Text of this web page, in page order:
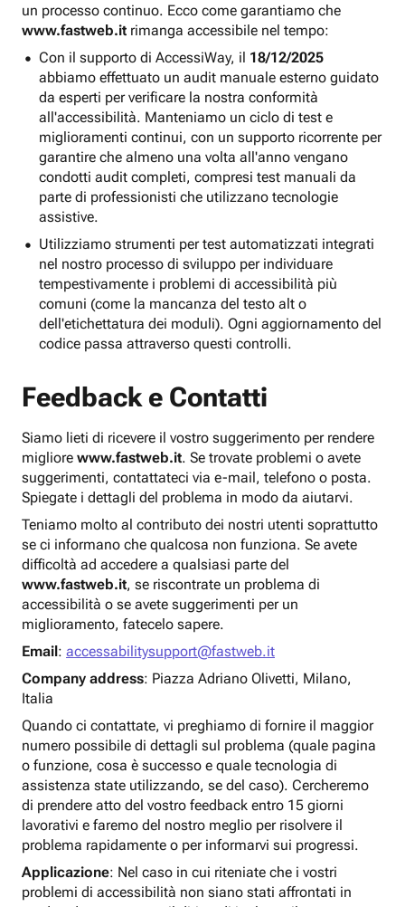
un processo continuo. Ecco come garantiamo che
www.fastweb.it rimanga accessibile nel tempo:
Con il supporto di AccessiWay, il 18/12/2025
abbiamo effettuato un audit manuale esterno guidato
da esperti per verificare la nostra conformità
all'accessibilità. Manteniamo un ciclo di test e
miglioramenti continui, con un supporto ricorrente per
garantire che almeno una volta all'anno vengano
condotti audit completi, compresi test manuali da
parte di professionisti che utilizzano tecnologie
assistive.
Utilizziamo strumenti per test automatizzati integrati
nel nostro processo di sviluppo per individuare
tempestivamente i problemi di accessibilità più
comuni (come la mancanza del testo alt o
dell'etichettatura dei moduli). Ogni aggiornamento del
codice passa attraverso questi controlli.
Feedback e Contatti
Siamo lieti di ricevere il vostro suggerimento per rendere
migliore www.fastweb.it. Se trovate problemi o avete
suggerimenti, contattateci via e-mail, telefono o posta.
Spiegate i dettagli del problema in modo da aiutarvi.
Teniamo molto al contributo dei nostri utenti soprattutto
se ci informano che qualcosa non funziona. Se avete
difficoltà ad accedere a qualsiasi parte del
www.fastweb.it, se riscontrate un problema di
accessibilità o se avete suggerimenti per un
miglioramento, fatecelo sapere.
Email: accessabilitysupport@fastweb.it
Company address: Piazza Adriano Olivetti, Milano,
Italia
Quando ci contattate, vi preghiamo di fornire il maggior
numero possibile di dettagli sul problema (quale pagina
o funzione, cosa è successo e quale tecnologia di
assistenza state utilizzando, se del caso). Cercheremo
di prendere atto del vostro feedback entro 15 giorni
lavorativi e faremo del nostro meglio per risolvere il
problema rapidamente o per informarvi sui progressi.
Applicazione: Nel caso in cui riteniate che i vostri
problemi di accessibilità non siano stati affrontati in